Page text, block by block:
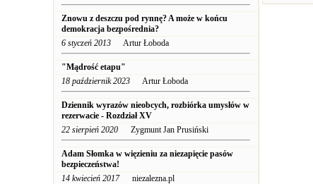
Znowu z deszczu pod rynnę? A może w końcu
demokracja bezpośrednia?
6 styczeń 2013 Artur Łoboda
"Mądrość etapu"
18 październik 2023 Artur Łoboda
Dziennik wyrazów nieobcych, rozbiórka umysłów w
rezerwacie - Rozdział XV
22 sierpień 2020 Zygmunt Jan Prusiński
Adam Słomka w więzieniu za niezapięcie pasów
bezpieczeństwa!
14 kwiecień 2017niezalezna.pl